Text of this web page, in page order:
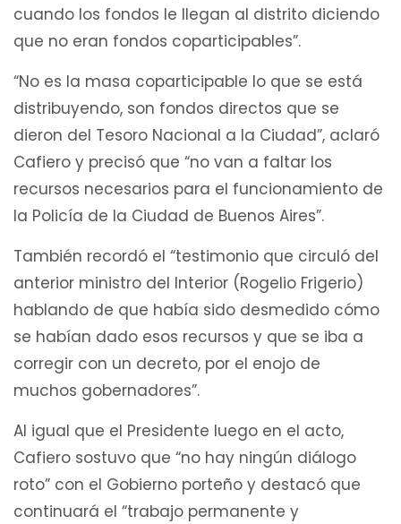
cuando los fondos le llegan al distrito diciendo
que no eran fondos coparticipables”.
“No es la masa coparticipable lo que se está
distribuyendo, son fondos directos que se
dieron del Tesoro Nacional a la Ciudad”, aclaró
Cafiero y precisó que “no van a faltar los
recursos necesarios para el funcionamiento de
la Policía de la Ciudad de Buenos Aires”.
También recordó el “testimonio que circuló del
anterior ministro del Interior (Rogelio Frigerio)
hablando de que había sido desmedido cómo
se habían dado esos recursos y que se iba a
corregir con un decreto, por el enojo de
muchos gobernadores”.
Al igual que el Presidente luego en el acto,
Cafiero sostuvo que “no hay ningún diálogo
roto” con el Gobierno porteño y destacó que
continuará el “trabajo permanente y